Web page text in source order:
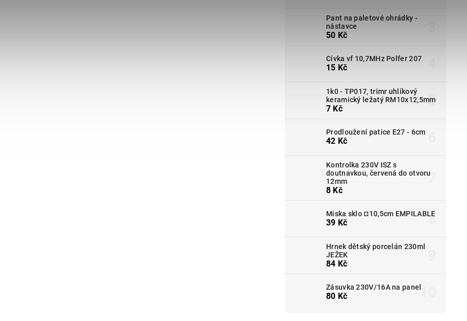
Pant na paletové ohrádky -
nástavce
50 Kč
Cívka vf 10,7MHz Polfer 207
15 Kč
1k0 - TP017, trimr uhlíkový
keramický ležatý RM10x12,5mm
7 Kč
Prodloužení patice E27 - 6cm
42 Kč
Kontrolka 230V ISZ s
doutnavkou, červená do otvoru
12mm
8 Kč
Miska sklo ¤10,5cm EMPILABLE
39 Kč
Hrnek dětský porcelán 230ml
JEŽEK
84 Kč
Zásuvka 230V/16A na panel
80 Kč